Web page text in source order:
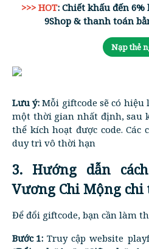
>>> HOT: Chiết khấu đến
9Shop & thanh toán
Nạp thẻ
Lưu ý: Mỗi giftcode sẽ có
một thời gian nhất định, sau
thể kích hoạt được code. Các
duy trì vô thời hạn
3. Hướng dẫn
Vương Chi Mộng chi
Để đổi giftcode, bạn cần làm
Bước 1: Truy cập website